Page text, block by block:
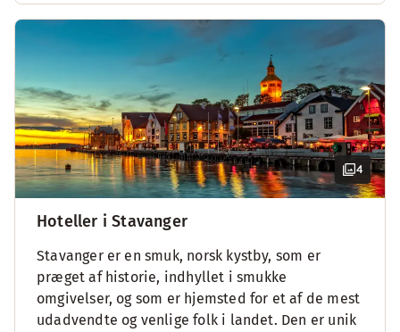
4
Hoteller i Stavanger
Stavanger er en smuk, norsk kystby, som er
præget af historie, indhyllet i smukke
omgivelser, og som er hjemsted for et af de mest
udadvendte og venlige folk i landet. Den er unik